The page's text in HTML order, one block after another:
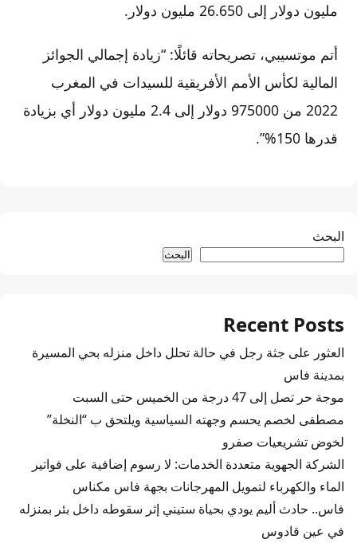
مليون دولار إلى 26.650 مليون دولار.
أتم موتسيبي، تصريحاته قائلًا: “زيادة إجمالي الجوائز
المالية لكأس الأمم الأفريقية للسيدات في المغرب
2022 من 975000 دولار إلى 2.4 مليون دولار أي بزيادة
قدرها 150%”.
البحث
البحث
Recent Posts
العثور على جثة رجل في حالة تحلل داخل منزله بحي المسيرة
بمدينة فاس
موجة حر تصل إلى 47 درجة من الخميس حتى السبت
مصطفى لخصم يحسم وجهته السياسية ويلتحق ب “النخلة”
لخوض تشريعيات صفرو
الشركة الجهوية متعددة الخدمات: لا رسوم إضافية على فواتير
الماء والكهرباء لتمويل المهرجانات بجهة فاس مكناس
فاس.. حادث أليم يودي بحياة ستيني إثر سقوطه داخل بئر بمنزله
في عين قادوس